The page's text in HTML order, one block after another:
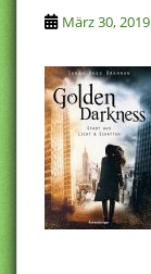
März 30, 2019